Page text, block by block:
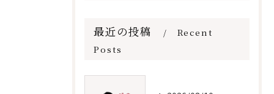
最近の投稿
Recent
Posts